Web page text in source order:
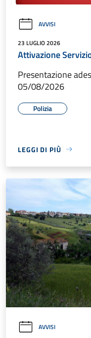
AVVISI
23 LUGLIO 2026
Attivazione
Presentazione
05/08/2026
Polizia
LEGGI DI PIÙ
AVVISI